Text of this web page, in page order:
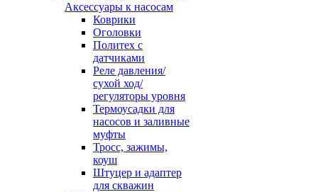
Аксессуары к насосам
Коврики
Оголовки
Политех с
датчиками
Реле давления/
сухой ход/
регуляторы уровня
Термоусадки для
насосов и заливные
муфты
Тросс, зажимы,
коуш
Штуцер и адаптер
для скважин